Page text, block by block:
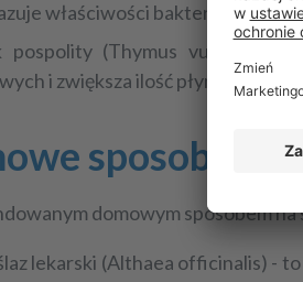
właściwości bakteriobójcze,
pospolity (Thymus vulgaris
) -
i zwiększa ilość płynnego
sposoby na
domowym sposobem na
lekarski (Althaea officinalis) -